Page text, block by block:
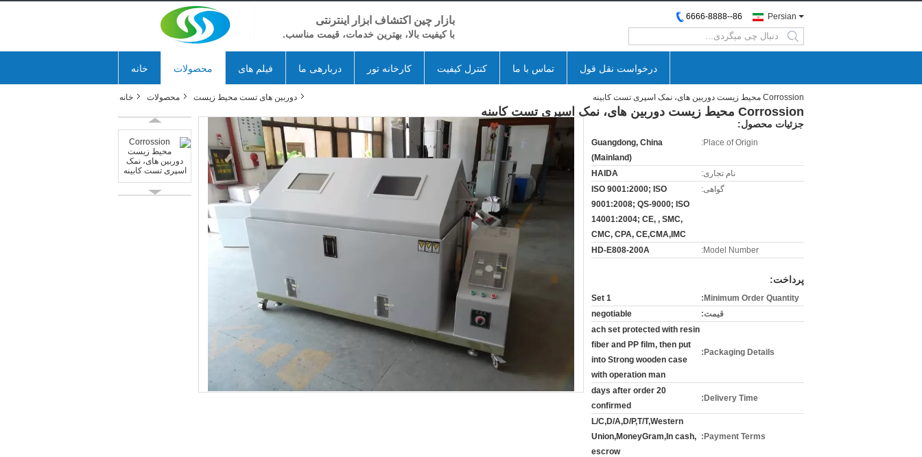
بازار چین اکتشاف ابزار اینترنتی
با کیفیت بالا، بهترین خدمات، قیمت مناسب.
Persian
86--6666-8888
search
خانه محصولات فیلم های دربارهی ما کارخانه تور کنترل کیفیت تماس با ما درخواست نقل قول
خانه محصولات دوربین های تست محیط زیست Corrossion محیط زیست دوربین های، نمک اسپری تست کابینه
Corrossion محیط زیست دوربین های، نمک اسپری تست کابینه
جزئیات محصول:
Place of Origin:
Guangdong, China
(Mainland)
نام تجاری:
HAIDA
گواهی:
ISO 9001:2000; ISO
9001:2008; QS-9000; ISO
14001:2004; CE, , SMC,
CMC, CPA, CE,CMA,IMC
Model Number:
HD-E808-200A
پرداخت:
Minimum Order Quantity:
1 Set
قیمت:
negotiable
Packaging Details:
ach set protected with resin
fiber and PP film, then put
into Strong wooden case
with operation man
Delivery Time:
20 days after order
confirmed
Payment Terms:
L/C,D/A,D/P,T/T,Western
Union,MoneyGram,In cash,
escrow